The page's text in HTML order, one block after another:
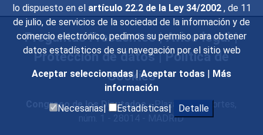
lo dispuesto en el artículo 22.2 de la Ley 34/2002 , de 11
de julio, de servicios de la sociedad de la información y de
comercio electrónico, pedimos su permiso para obtener
datos estadísticos de su navegación por el sitio web
Aceptar seleccionadas | Aceptar todas | Más
información
Necesarias|
Estadísticas| Detalle
Preguntas Frecuentes|Aviso legal|
Protección de datos|Política de
Cookies
Congreso de los Diputados- Plaza de las Cortes,
núm. 1 - 28014 - MADRID